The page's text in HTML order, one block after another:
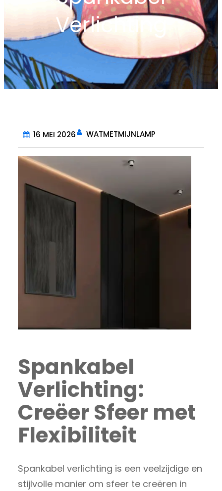
Verlichting
16 MEI 2026 WATMETMIJNLAMP
Spankabel
Verlichting:
Creëer Sfeer met
Flexibiliteit
Spankabel verlichting is een veelzijdige en
stijlvolle manier om sfeer te creëren in